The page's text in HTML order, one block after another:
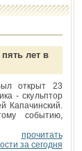
лет в
открыт 23
- скульптор
Капачинский.
событию,
прочитать
за сегодня